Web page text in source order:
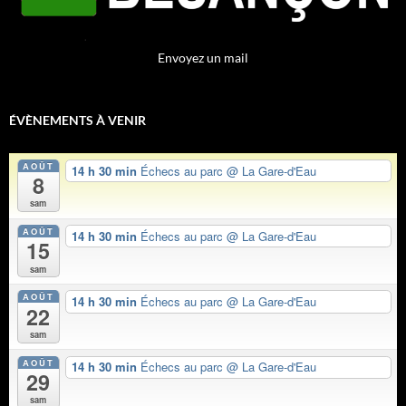
Envoyez un mail
ÉVÈNEMENTS À VENIR
AOÛT
8
sam
14 h 30 min Échecs au parc @ La Gare-d'Eau
AOÛT
15
sam
14 h 30 min Échecs au parc @ La Gare-d'Eau
AOÛT
22
sam
14 h 30 min Échecs au parc @ La Gare-d'Eau
AOÛT
29
sam
14 h 30 min Échecs au parc @ La Gare-d'Eau